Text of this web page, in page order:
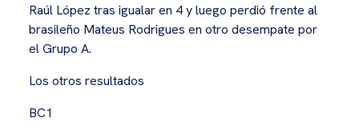
Raúl López tras igualar en 4 y luego perdió frente al
brasileño Mateus Rodrigues en otro desempate por
el Grupo A.
Los otros resultados
BC1